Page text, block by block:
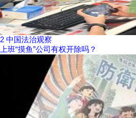
2 中国法治观察
上班“摸鱼”公司有权开除吗？